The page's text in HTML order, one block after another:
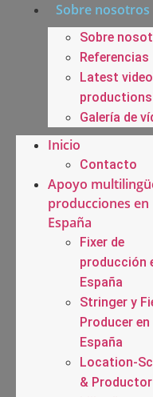
Sobre nosotros
Sobre
Referencias
Latest video
productions
Galería de
Inicio
Contacto
Apoyo
producciones en
España
Fixer de
producción
España
Stringer y
Producer en
España
Location-
& Productor